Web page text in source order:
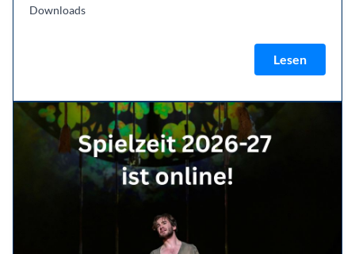
Downloads
Lesen